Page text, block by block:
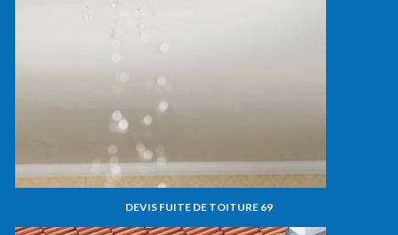
DEVIS FUITE DE TOITURE 69